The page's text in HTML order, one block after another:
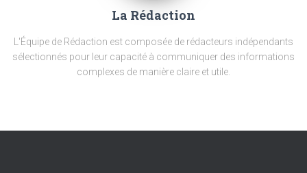
La Rédaction
L'Équipe de Rédaction est composée de rédacteurs indépendants
sélectionnés pour leur capacité à communiquer des informations
complexes de manière claire et utile.